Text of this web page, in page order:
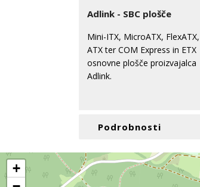
Adlink - SBC plošče
Mini-ITX, MicroATX, FlexATX,
ATX ter COM Express in ETX
osnovne plošče proizvajalca
Adlink.
Podrobnosti
+